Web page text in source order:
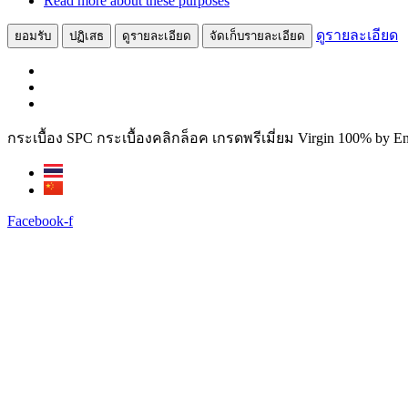
ยอมรับ ปฏิเสธ ดูรายละเอียด จัดเก็บรายละเอียด ดูรายละเอียด
Skip
content
กระเบื้อง SPC กระเบื้องคลิกล็อค เกรดพรีเมี่ยม Virgin 100% by
Facebook-f